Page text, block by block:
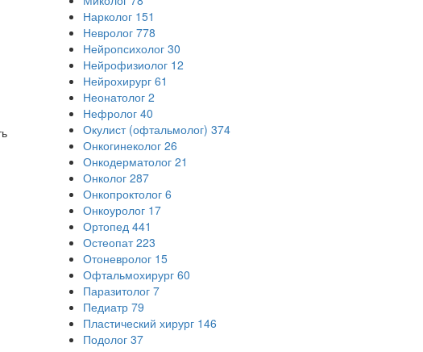
Нарколог 151
Невролог 778
Нейропсихолог 30
Нейрофизиолог 12
Нейрохирург 61
Неонатолог 2
Нефролог 40
Окулист (офтальмолог) 374
Онкогинеколог 26
Онкодерматолог 21
Онколог 287
Онкопроктолог 6
Онкоуролог 17
Ортопед 441
Остеопат 223
Отоневролог 15
Офтальмохирург 60
Паразитолог 7
Педиатр 79
Пластический хирург 146
Подолог 37